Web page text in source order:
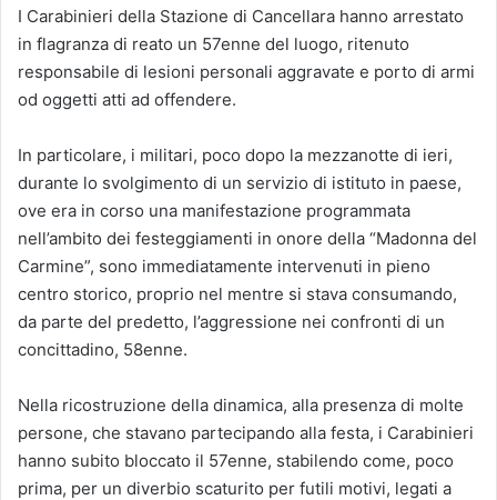
I Carabinieri della Stazione di Cancellara hanno arrestato
in flagranza di reato un 57enne del luogo, ritenuto
responsabile di lesioni personali aggravate e porto di armi
od oggetti atti ad offendere.
In particolare, i militari, poco dopo la mezzanotte di ieri,
durante lo svolgimento di un servizio di istituto in paese,
ove era in corso una manifestazione programmata
nell’ambito dei festeggiamenti in onore della “Madonna del
Carmine”, sono immediatamente intervenuti in pieno
centro storico, proprio nel mentre si stava consumando,
da parte del predetto, l’aggressione nei confronti di un
concittadino, 58enne.
Nella ricostruzione della dinamica, alla presenza di molte
persone, che stavano partecipando alla festa, i Carabinieri
hanno subito bloccato il 57enne, stabilendo come, poco
prima, per un diverbio scaturito per futili motivi, legati a